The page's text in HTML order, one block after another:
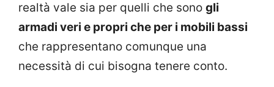
realtà vale sia per quelli che sono gli
armadi veri e propri che per i mobili bassi
che rappresentano comunque una
necessità di cui bisogna tenere conto.